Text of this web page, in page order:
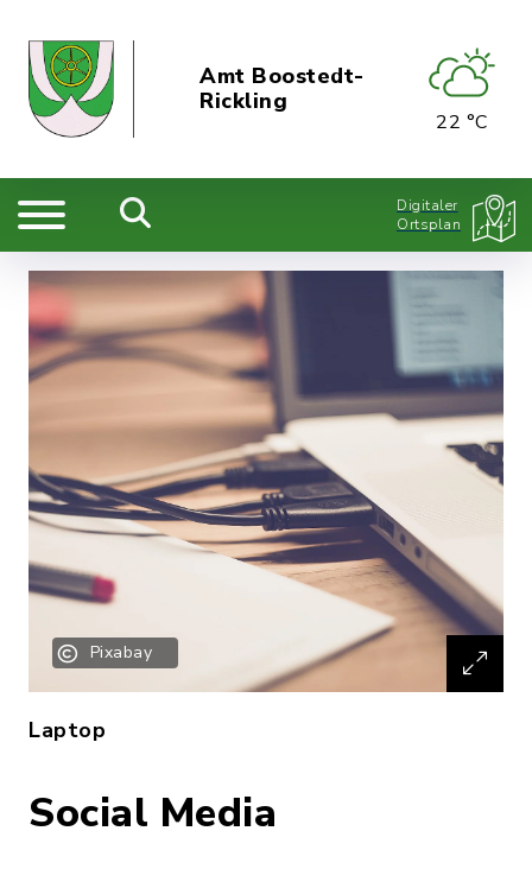
Amt Boostedt-
Rickling
22 °C
Digitaler
Ortsplan
Pixabay
Laptop
Social Media